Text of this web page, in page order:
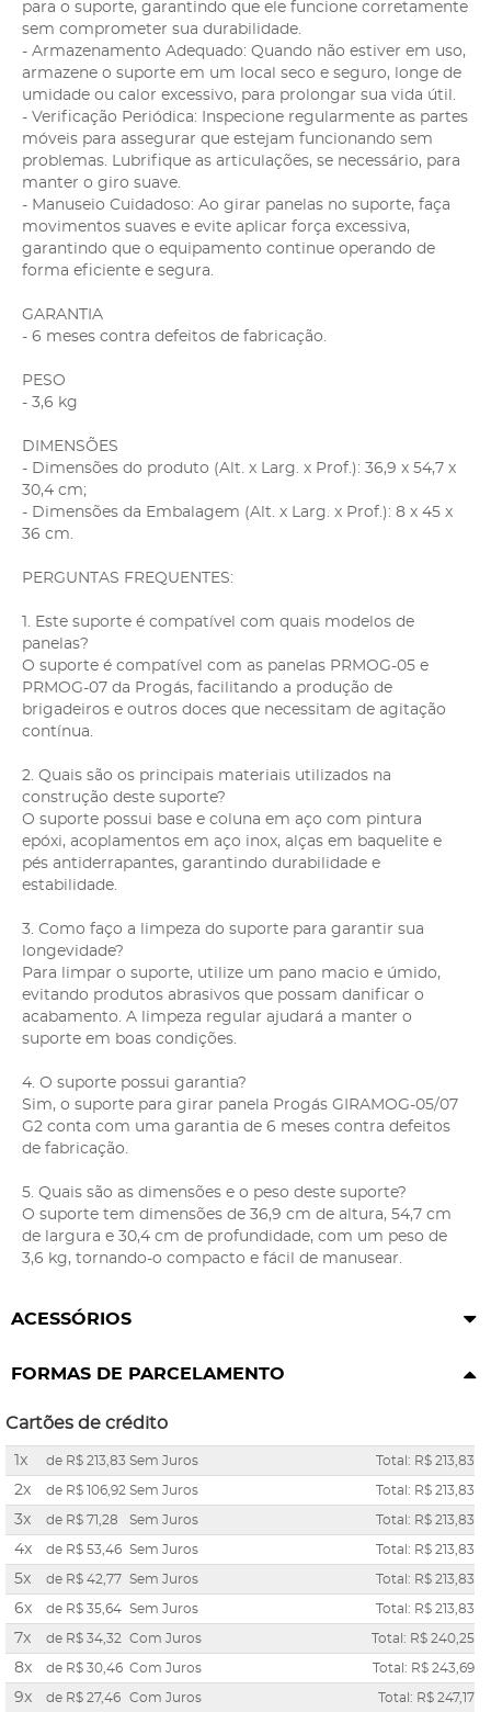
para o suporte, garantindo que ele funcione corretamente
sem comprometer sua durabilidade.
- Armazenamento Adequado: Quando não estiver em uso,
armazene o suporte em um local seco e seguro, longe de
umidade ou calor excessivo, para prolongar sua vida útil.
- Verificação Periódica: Inspecione regularmente as partes
móveis para assegurar que estejam funcionando sem
problemas. Lubrifique as articulações, se necessário, para
manter o giro suave.
- Manuseio Cuidadoso: Ao girar panelas no suporte, faça
movimentos suaves e evite aplicar força excessiva,
garantindo que o equipamento continue operando de
forma eficiente e segura.
GARANTIA
- 6 meses contra defeitos de fabricação.
PESO
- 3,6 kg
DIMENSÕES
- Dimensões do produto (Alt. x Larg. x Prof.): 36,9 x 54,7 x
30,4 cm;
- Dimensões da Embalagem (Alt. x Larg. x Prof.): 8 x 45 x
36 cm.
PERGUNTAS FREQUENTES:
1. Este suporte é compatível com quais modelos de
panelas?
O suporte é compatível com as panelas PRMOG-05 e
PRMOG-07 da Progás, facilitando a produção de
brigadeiros e outros doces que necessitam de agitação
contínua.
2. Quais são os principais materiais utilizados na
construção deste suporte?
O suporte possui base e coluna em aço com pintura
epóxi, acoplamentos em aço inox, alças em baquelite e
pés antiderrapantes, garantindo durabilidade e
estabilidade.
3. Como faço a limpeza do suporte para garantir sua
longevidade?
Para limpar o suporte, utilize um pano macio e úmido,
evitando produtos abrasivos que possam danificar o
acabamento. A limpeza regular ajudará a manter o
suporte em boas condições.
4. O suporte possui garantia?
Sim, o suporte para girar panela Progás GIRAMOG-05/07
G2 conta com uma garantia de 6 meses contra defeitos
de fabricação.
5. Quais são as dimensões e o peso deste suporte?
O suporte tem dimensões de 36,9 cm de altura, 54,7 cm
de largura e 30,4 cm de profundidade, com um peso de
3,6 kg, tornando-o compacto e fácil de manusear.
ACESSÓRIOS
FORMAS DE PARCELAMENTO
Cartões de crédito
1x de R$ 213,83 Sem Juros Total: R$ 213,83
2x de R$ 106,92 Sem Juros Total: R$ 213,83
3x de R$ 71,28 Sem Juros Total: R$ 213,83
4x de R$ 53,46 Sem Juros Total: R$ 213,83
5x de R$ 42,77 Sem Juros Total: R$ 213,83
6x de R$ 35,64 Sem Juros Total: R$ 213,83
7x de R$ 34,32 Com Juros Total: R$ 240,25
8x de R$ 30,46 Com Juros Total: R$ 243,69
9x de R$ 27,46 Com Juros Total: R$ 247,17